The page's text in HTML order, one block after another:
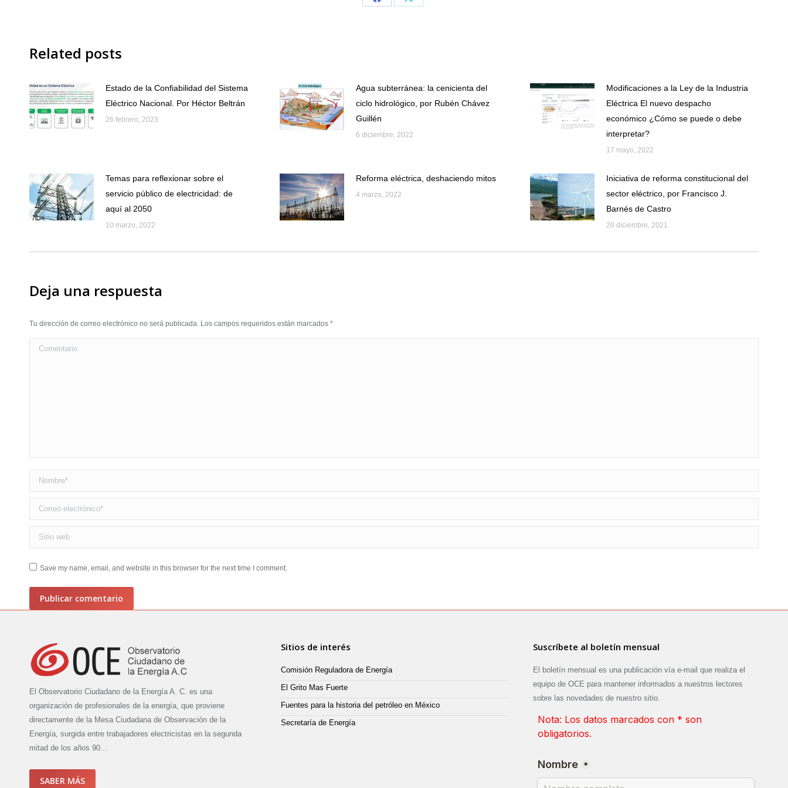
Share
Share
Related posts
Estado de la Confiabilidad del Sistema
Eléctrico Nacional. Por Héctor Beltrán
26 febrero, 2023
Agua subterránea: la cenicienta del
ciclo hidrológico, por Rubén Chávez
Guillén
6 diciembre, 2022
Modificaciones a la Ley de la Industria
Eléctrica El nuevo despacho
económico ¿Cómo se puede o debe
interpretar?
17 mayo, 2022
Temas para reflexionar sobre el
servicio público de electricidad: de
aquí al 2050
10 marzo, 2022
Reforma eléctrica, deshaciendo mitos
4 marzo, 2022
Iniciativa de reforma constitucional del
sector eléctrico, por Francisco J.
Barnés de Castro
20 diciembre, 2021
Deja una respuesta
Tu dirección de correo electrónico no será publicada. Los campos requeridos están marcados *
Comentario
Nombre *
Correo electrónico *
Sitio web
Save my name, email, and website in this browser for the next time I comment.
Publicar comentario
El Observatorio Ciudadano de la Energía A. C. es una
organización de profesionales de la energía, que proviene
directamente de la Mesa Ciudadana de Observación de la
Energía, surgida entre trabajadores electricistas en la segunda
mitad de los años 90...
SABER MÁS
Sitios de interés
Comisión Reguladora de Energía
El Grito Mas Fuerte
Fuentes para la historia del petróleo en México
Secretaría de Energía
Suscríbete al boletín mensual
El boletín mensual es una publicación vía e-mail que realiza el
equipo de OCE para mantener informados a nuestros lectores
sobre las novedades de nuestro sitio.